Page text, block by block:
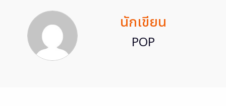
นักเขียน
POP